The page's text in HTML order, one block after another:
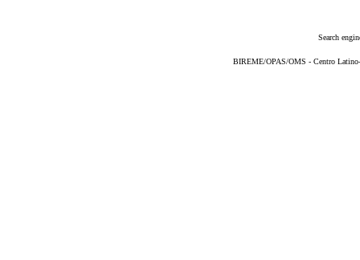
Search
BIREME/OPAS/OMS - Centro Latino-